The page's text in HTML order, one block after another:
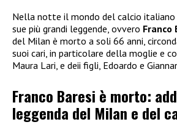
Nella notte il mondo del calcio italiano
sue più grandi leggende, ovvero Franco
del Milan è morto a soli 66 anni,
suoi cari, in particolare della moglie e
Maura Lari, e deii figli, Edoardo e
Franco Baresi è morto:
leggenda del Milan e del